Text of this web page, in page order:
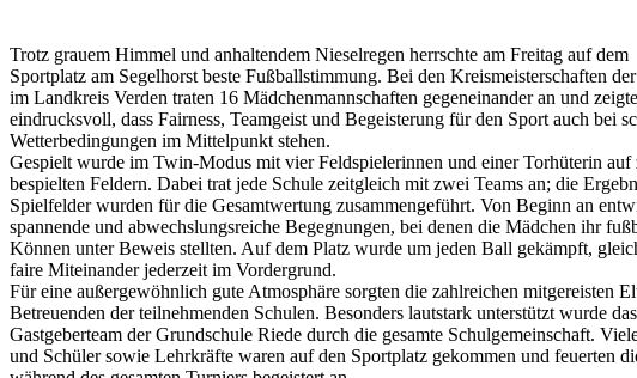
Trotz grauem Himmel und anhaltendem Nieselregen herrschte am Freitag auf dem
Sportplatz am Segelhorst beste Fußballstimmung. Bei den Kreismeisterschaften
im Landkreis Verden traten 16 Mädchenmannschaften gegeneinander an und
eindrucksvoll, dass Fairness, Teamgeist und Begeisterung für den Sport auch bei
Wetterbedingungen im Mittelpunkt stehen.
Gespielt wurde im Twin-Modus mit vier Feldspielerinnen und einer Torhüterin auf
bespielten Feldern. Dabei trat jede Schule zeitgleich mit zwei Teams an; die
Spielfelder wurden für die Gesamtwertung zusammengeführt. Von Beginn an
spannende und abwechslungsreiche Begegnungen, bei denen die Mädchen ihr
Können unter Beweis stellten. Auf dem Platz wurde um jeden Ball gekämpft,
faire Miteinander jederzeit im Vordergrund.
Für eine außergewöhnlich gute Atmosphäre sorgten die zahlreichen mitgereisten
Betreuenden der teilnehmenden Schulen. Besonders lautstark unterstützt wurde das
Gastgeberteam der Grundschule Riede durch die gesamte Schulgemeinschaft.
und Schüler sowie Lehrkräfte waren auf den Sportplatz gekommen und feuerten